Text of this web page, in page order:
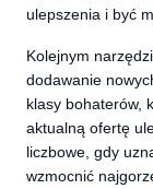
ulepszenia i być
Kolejnym
dodawanie
klasy bohaterów,
aktualną ofertę
liczbowe, gdy
wzmocnić